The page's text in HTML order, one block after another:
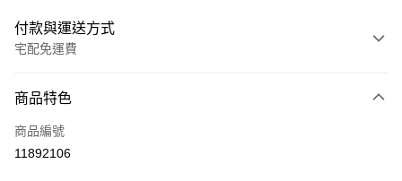
付款與運送方式
宅配免運費
信用卡一次付款
LINE Pay
商品特色
商品編號
11892106